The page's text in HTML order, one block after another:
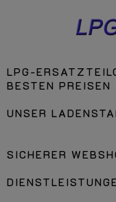
LPG-
BESTEN PREISEN
UNSER
SICHERER